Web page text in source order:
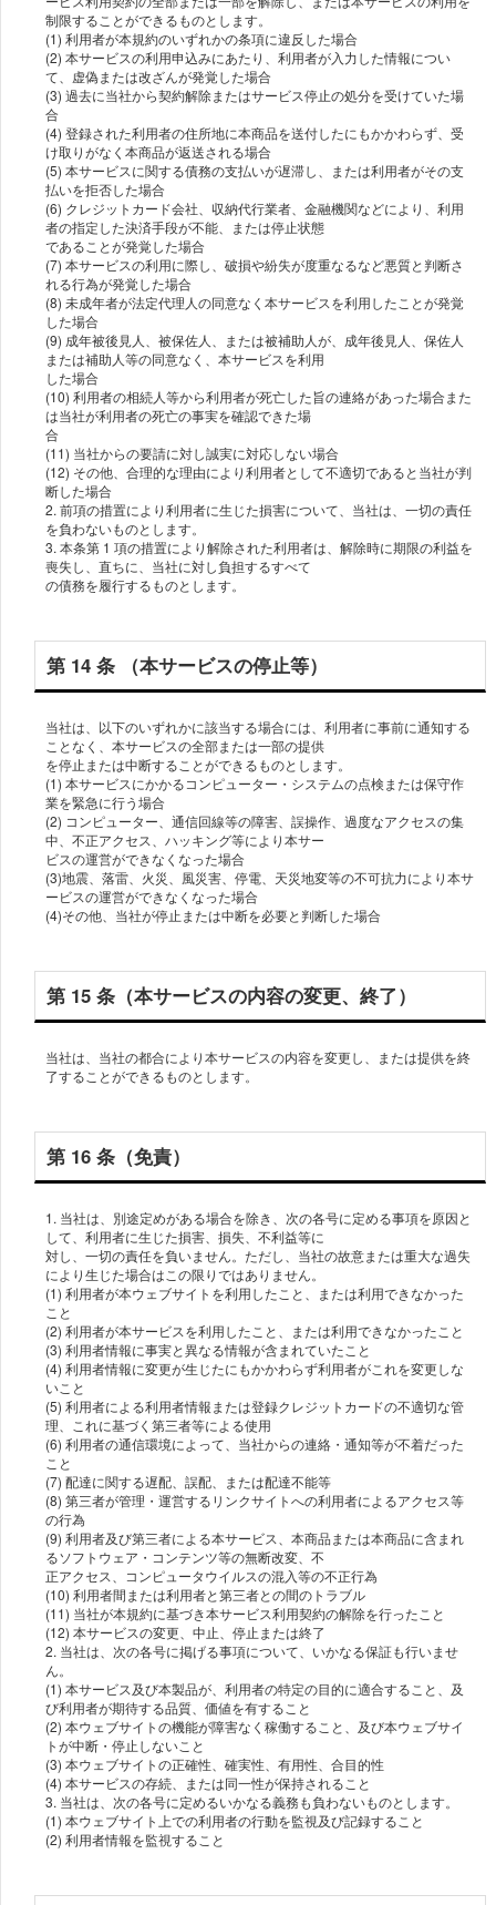
制限することができるものとします。
(1) 利⽤者が本規約のいずれかの条項に違反した場合
(2) 本サービスの利⽤申込みにあたり、利⽤者が⼊⼒した情報につい
て、虚偽または改ざんが発覚した場合
(3) 過去に当社から契約解除またはサービス停⽌の処分を受けていた場
合
(4) 登録された利⽤者の住所地に本商品を送付したにもかかわらず、受
け取りがなく本商品が返送される場合
(5) 本サービスに関する債務の⽀払いが遅滞し、または利⽤者がその⽀
払いを拒否した場合
(6) クレジットカード会社、収納代⾏業者、⾦融機関などにより、利⽤
者の指定した決済⼿段が不能、または停⽌状態
であることが発覚した場合
(7) 本サービスの利⽤に際し、破損や紛失が度重なるなど悪質と判断さ
れる⾏為が発覚した場合
(8) 未成年者が法定代理⼈の同意なく本サービスを利⽤したことが発覚
した場合
(9) 成年被後⾒⼈、被保佐⼈、または被補助⼈が、成年後⾒⼈、保佐⼈
または補助⼈等の同意なく、本サービスを利⽤
した場合
(10) 利⽤者の相続⼈等から利⽤者が死亡した旨の連絡があった場合また
は当社が利⽤者の死亡の事実を確認できた場
合
(11) 当社からの要請に対し誠実に対応しない場合
(12) その他、合理的な理由により利⽤者として不適切であると当社が判
断した場合
2. 前項の措置により利⽤者に⽣じた損害について、当社は、⼀切の責任
を負わないものとします。
3. 本条第 1 項の措置により解除された利⽤者は、解除時に期限の利益を
喪失し、直ちに、当社に対し負担するすべて
の債務を履⾏するものとします。
第 14 条 （本サービスの停⽌等）
当社は、以下のいずれかに該当する場合には、利⽤者に事前に通知する
ことなく、本サービスの全部または⼀部の提供
を停⽌または中断することができるものとします。
(1) 本サービスにかかるコンピューター・システムの点検または保守作
業を緊急に⾏う場合
(2) コンピューター、通信回線等の障害、誤操作、過度なアクセスの集
中、不正アクセス、ハッキング等により本サー
ビスの運営ができなくなった場合
(3)地震、落雷、⽕災、⾵災害、停電、天災地変等の不可抗⼒により本サ
ービスの運営ができなくなった場合
(4)その他、当社が停⽌または中断を必要と判断した場合
第 15 条（本サービスの内容の変更、終了）
当社は、当社の都合により本サービスの内容を変更し、または提供を終
了することができるものとします。
第 16 条（免責）
1. 当社は、別途定めがある場合を除き、次の各号に定める事項を原因と
して、利⽤者に⽣じた損害、損失、不利益等に
対し、⼀切の責任を負いません。ただし、当社の故意または重⼤な過失
により⽣じた場合はこの限りではありません。
(1) 利⽤者が本ウェブサイトを利⽤したこと、または利⽤できなかった
こと
(2) 利⽤者が本サービスを利⽤したこと、または利⽤できなかったこと
(3) 利⽤者情報に事実と異なる情報が含まれていたこと
(4) 利⽤者情報に変更が⽣じたにもかかわらず利⽤者がこれを変更しな
いこと
(5) 利⽤者による利⽤者情報または登録クレジットカードの不適切な管
理、これに基づく第三者等による使⽤
(6) 利⽤者の通信環境によって、当社からの連絡・通知等が不着だった
こと
(7) 配達に関する遅配、誤配、または配達不能等
(8) 第三者が管理・運営するリンクサイトへの利⽤者によるアクセス等
の⾏為
(9) 利⽤者及び第三者による本サービス、本商品または本商品に含まれ
るソフトウェア・コンテンツ等の無断改変、不
正アクセス、コンピュータウイルスの混⼊等の不正⾏為
(10) 利⽤者間または利⽤者と第三者との間のトラブル
(11) 当社が本規約に基づき本サービス利⽤契約の解除を⾏ったこと
(12) 本サービスの変更、中⽌、停⽌または終了
2. 当社は、次の各号に掲げる事項について、いかなる保証も⾏いませ
ん。
(1) 本サービス及び本製品が、利⽤者の特定の⽬的に適合すること、及
び利⽤者が期待する品質、価値を有すること
(2) 本ウェブサイトの機能が障害なく稼働すること、及び本ウェブサイ
トが中断・停⽌しないこと
(3) 本ウェブサイトの正確性、確実性、有⽤性、合⽬的性
(4) 本サービスの存続、または同⼀性が保持されること
3. 当社は、次の各号に定めるいかなる義務も負わないものとします。
(1) 本ウェブサイト上での利⽤者の⾏動を監視及び記録すること
(2) 利⽤者情報を監視すること